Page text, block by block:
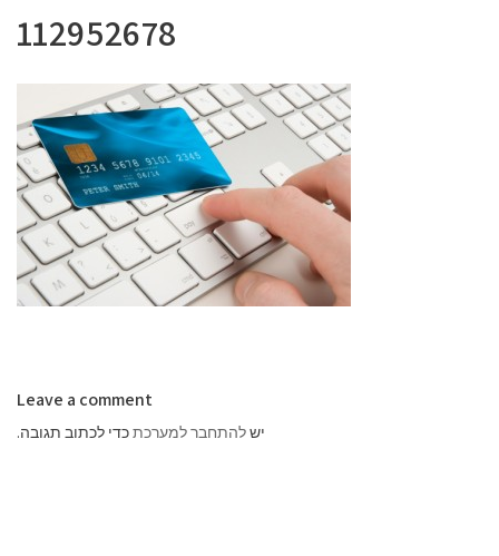
112952678
Leave a comment
ישלהתחבר למערכתכדי לכתוב תגובה.